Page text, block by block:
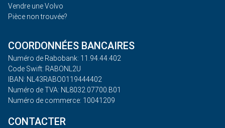
Vendre une Volvo
Pièce non trouvée?
COORDONNÉES BANCAIRES
Numéro de Rabobank: 11.94.44.402
Code Swift: RABONL2U
IBAN: NL43RABO0119444402
Numéro de TVA: NL8032.07700.B01
Numéro de commerce: 10041209
CONTACTER